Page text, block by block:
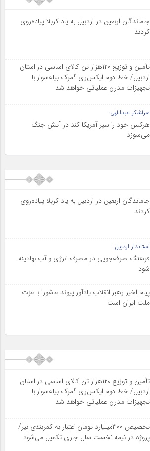
جاماندگان اربعین در اردبیل به یاد کربلا پیاده‌روی
کردند
تأمین و توزیع ۱۲۰هزار تن کالای اساسی در استان
اردبیل/ خط دوم ایکس‌ری گمرک بیله‌سوار با
تجهیزات مدرن عملیاتی خواهد شد
سرلشکر عبداللهی:
هرکس خود را سپر آمریکا کند در آتش جنگ
می‌سوزد
جاماندگان اربعین در اردبیل به یاد کربلا پیاده‌روی
کردند
استاندار اردبیل:
فرهنگ صرفه‌جویی در مصرف انرژی و آب نهادینه
شود
پیام اخیر رهبر انقلاب یادآور پیوند عاشورا با عزت
ملت ایران است
تأمین و توزیع ۱۲۰هزار تن کالای اساسی در استان
اردبیل/ خط دوم ایکس‌ری گمرک بیله‌سوار با
تجهیزات مدرن عملیاتی خواهد شد
تخصیص ۳۰۰میلیارد تومان اعتبار به کمربندی نیر/
پروژه در نیمه نخست سال جاری تکمیل می‌شود